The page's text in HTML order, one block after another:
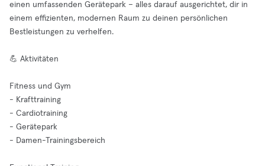
einen umfassenden Gerätepark – alles darauf ausgerichtet, dir in
einem effizienten, modernen Raum zu deinen persönlichen
Bestleistungen zu verhelfen.
💪 Aktivitäten
Fitness und Gym
- Krafttraining
- Cardiotraining
- Gerätepark
- Damen-Trainingsbereich